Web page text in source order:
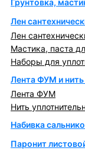
Грунтовка,
Лен
Лен
Мастика, паста
Наборы для
Лента ФУМ и нить
Лента ФУМ
Нить
Набивка
Паронит